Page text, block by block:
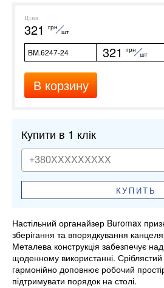
Ціна
321 грн
шт
BM.6247-24 321 грн
шт
В корзину
Купити в 1 клік
КУПИТЬ
Настільний органайзер Buromax
зберігання та впорядкування
Металева конструкція забезпечує
щоденному використанні.
гармонійно доповнює робочий
підтримувати порядок на столі.